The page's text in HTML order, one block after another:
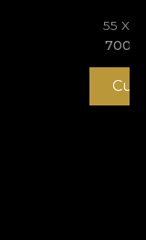
55 X